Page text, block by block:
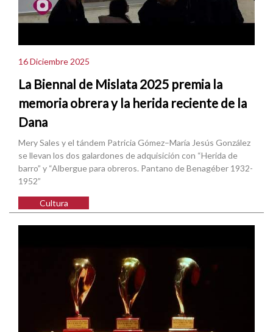
16 Diciembre 2025
La Biennal de Mislata 2025 premia la
memoria obrera y la herida reciente de la
Dana
Mery Sales y el tándem Patricia Gómez–María Jesús González
se llevan los dos galardones de adquisición con “Herida de
barro” y “Albergue para obreros. Pantano de Benagéber 1932-
1952”
Cultura